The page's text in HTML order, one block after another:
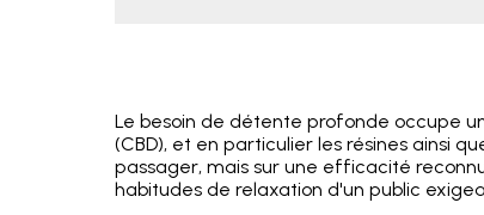
Le besoin de détente profonde occupe
(CBD), et en particulier les résines ainsi
passager, mais sur une efficacité
habitudes de relaxation d'un public